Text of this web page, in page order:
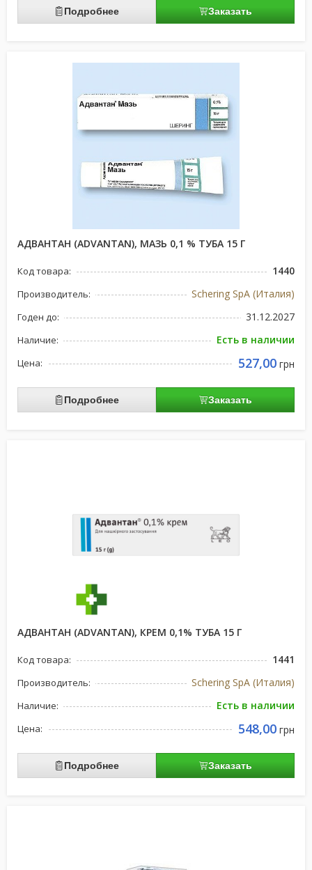
Подробнее Заказать
АДВАНТАН (ADVANTAN), МАЗЬ 0,1 % ТУБА 15 Г
Код товара: 1440
Производитель: Schering SpA (Италия)
Годен до: 31.12.2027
Наличие: Есть в наличии
Цена: 527,00 грн
Подробнее Заказать
АДВАНТАН (ADVANTAN), КРЕМ 0,1% ТУБА 15 Г
Код товара: 1441
Производитель: Schering SpA (Италия)
Наличие: Есть в наличии
Цена: 548,00 грн
Подробнее Заказать